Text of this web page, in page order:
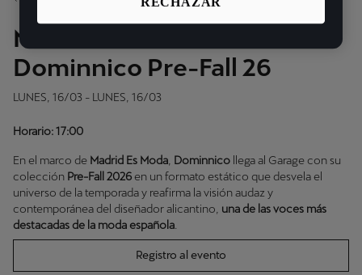
New Collection Launch:
Dominnico Pre-Fall 26
LUNES, 16/03 - LUNES, 16/03
Horario: 17:00
En el marco de Madrid Es Moda Dominnico llega al Garage con su
colección Pre-Fall 2026en un formato estático que desvela el
universo de la temporada y reafirma la visión audaz y
contemporánea del diseñador alicantino, una de las voces más
destacadas de la moda española
Registro al evento